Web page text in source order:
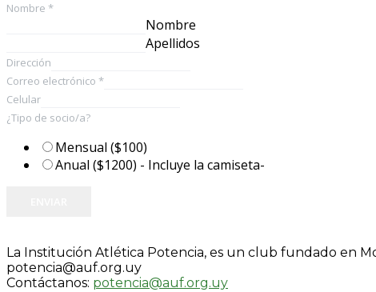
Nombre *
Nombre
Apellidos
Dirección
Correo electrónico *
Celular
¿Tipo de socio/a?
Mensual ($100)
Anual ($1200) - Incluye la camiseta-
La Institución Atlética Potencia, es un club fundado en
potencia@auf.org.uy
Contáctanos: potencia@auf.org.uy